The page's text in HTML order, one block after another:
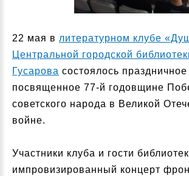
22 мая в литературном клубе
Центральной городской
Гусарова состоялось
посвященное 77-й годовщине
советского народа в Великой
войне.
Участники клуба и гости
импровизированный концерт